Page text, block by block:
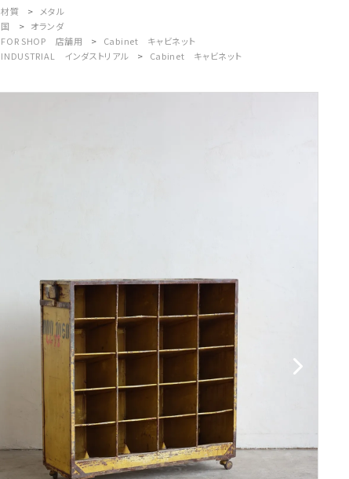
材質
メタル
国
オランダ
FOR SHOP 店舗用 Cabinet キャビネット
INDUSTRIAL インダストリアル Cabinet キャビネット